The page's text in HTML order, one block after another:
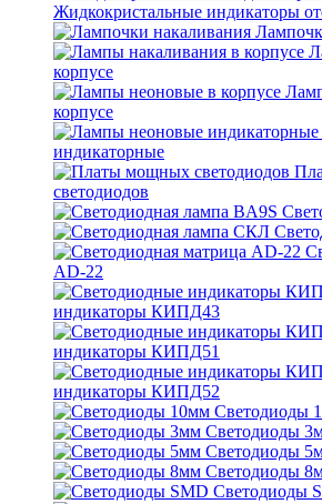
Жидкокристальные индикаторы
корпусе
корпусе
индикаторные
светодиодов
AD-22
индикаторы КИПД43
индикаторы КИПД51
индикаторы КИПД52
Светодиоды
Светодиоды
Светодиоды
Светодиоды
Светодиоды